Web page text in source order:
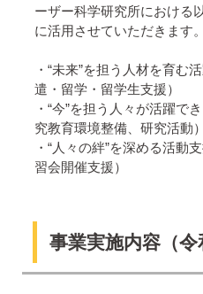
ーザー科学研究所における
に活用させていただきます。
・“未来”を担う人材を育む
遣・留学・留学生支援）
・“今”を担う人々が活躍で
究教育環境整備、研究活動）
・“人々の絆”を深める活動
習会開催支援）
事業実施内容（令